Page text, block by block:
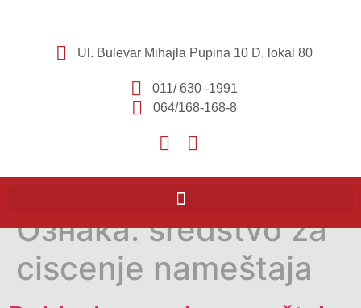
Ul. Bulevar Mihajla Pupina 10 D, lokal 80
011/ 630 -1991
064/168-168-8
Ознака:sredstvo za
ciscenje nameštaja